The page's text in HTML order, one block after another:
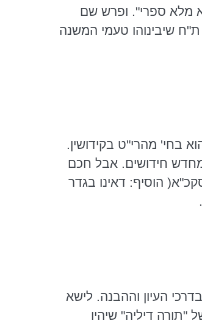
מלא ספרי". ופרש שם
שיבינוהו טעמי המשנה
בחי' מהרי"ט בקידושין.
חידושים. אבל חכם
( הוסיף: דאינו בגדר
העיון וההבנה. לישא
"תורה דיליה" שיהיו